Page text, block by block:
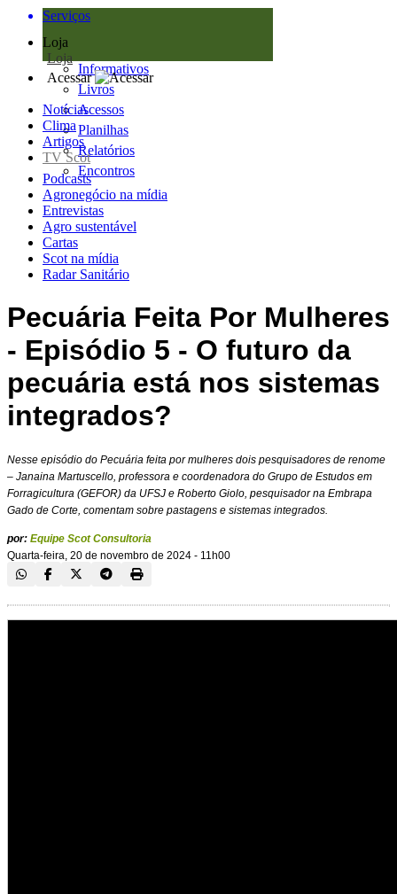
Serviços
Loja
Loja
Informativos
Livros
Acessos
Planilhas
Relatórios
Encontros
Acessar
Notícias
Clima
Artigos
TV Scot
Podcasts
Agronegócio na mídia
Entrevistas
Agro sustentável
Cartas
Scot na mídia
Radar Sanitário
Pecuária Feita Por Mulheres
- Episódio 5 - O futuro da
pecuária está nos sistemas
integrados?
Nesse episódio do Pecuária feita por mulheres dois pesquisadores de renome
– Janaina Martuscello, professora e coordenadora do Grupo de Estudos em
Forragicultura (GEFOR) da UFSJ e Roberto Giolo, pesquisador na Embrapa
Gado de Corte, comentam sobre pastagens e sistemas integrados.
por: Equipe Scot Consultoria
Quarta-feira, 20 de novembro de 2024 - 11h00